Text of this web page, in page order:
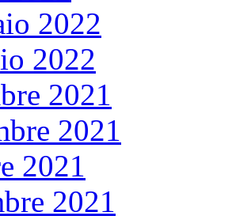
2022
2022
2021
2021
2021
2021